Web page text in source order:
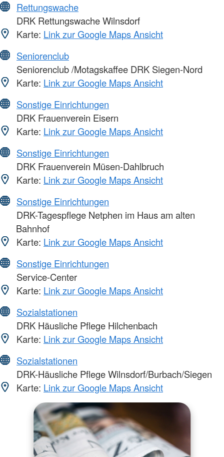
Rettungswache
DRK Rettungswache Wilnsdorf
Karte: Link zur Google Maps Ansicht
Seniorenclub
Seniorenclub /Motagskaffee DRK Siegen-Nord
Karte: Link zur Google Maps Ansicht
Sonstige Einrichtungen
DRK Frauenverein Eisern
Karte: Link zur Google Maps Ansicht
Sonstige Einrichtungen
DRK Frauenverein Müsen-Dahlbruch
Karte: Link zur Google Maps Ansicht
Sonstige Einrichtungen
DRK-Tagespflege Netphen im Haus am alten
Bahnhof
Karte: Link zur Google Maps Ansicht
Sonstige Einrichtungen
Service-Center
Karte: Link zur Google Maps Ansicht
Sozialstationen
DRK Häusliche Pflege Hilchenbach
Karte: Link zur Google Maps Ansicht
Sozialstationen
DRK-Häusliche Pflege Wilnsdorf/Burbach/Siegen
Karte: Link zur Google Maps Ansicht